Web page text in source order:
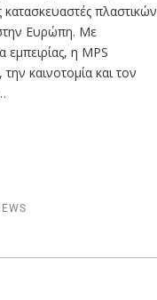
πλαστικών
Ευρώπη. Με
η MPS
καινοτομία και τον